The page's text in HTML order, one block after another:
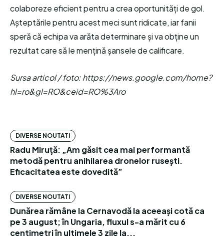
colaboreze eficient pentru a crea oportunități de gol.
Așteptările pentru acest meci sunt ridicate, iar fanii
speră că echipa va arăta determinare și va obține un
rezultat care să le mențină șansele de calificare.
Sursa articol / foto: https://news.google.com/home?
hl=ro&gl=RO&ceid=RO%3Aro
DIVERSE NOUTATI
Radu Miruță: „Am găsit cea mai performantă
metodă pentru anihilarea dronelor rusești.
Eficacitatea este dovedită”
DIVERSE NOUTATI
Dunărea rămâne la Cernavodă la aceeași cotă ca
pe 3 august; în Ungaria, fluxul s-a mărit cu 6
centimetri în ultimele 3 zile la...